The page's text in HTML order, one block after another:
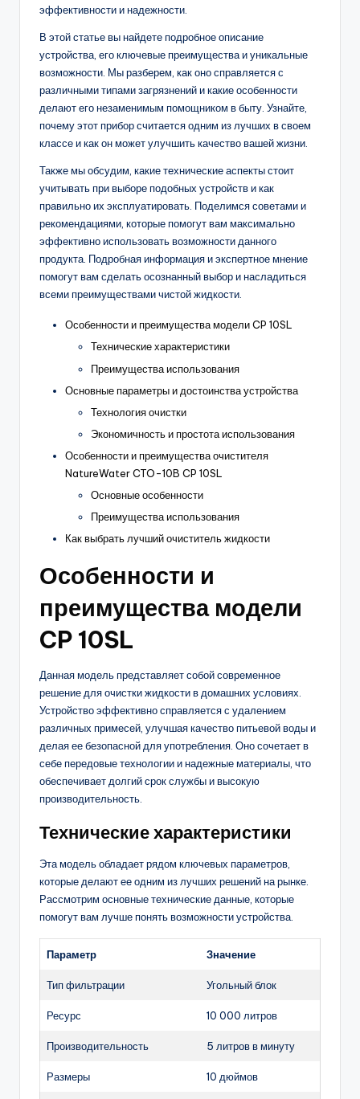
эффективности и надежности.
В этой статье вы найдете подробное описание
устройства, его ключевые преимущества и уникальные
возможности. Мы разберем, как оно справляется с
различными типами загрязнений и какие особенности
делают его незаменимым помощником в быту. Узнайте,
почему этот прибор считается одним из лучших в своем
классе и как он может улучшить качество вашей жизни.
Также мы обсудим, какие технические аспекты стоит
учитывать при выборе подобных устройств и как
правильно их эксплуатировать. Поделимся советами и
рекомендациями, которые помогут вам максимально
эффективно использовать возможности данного
продукта. Подробная информация и экспертное мнение
помогут вам сделать осознанный выбор и насладиться
всеми преимуществами чистой жидкости.
Особенности и преимущества модели CP 10SL
Технические характеристики
Преимущества использования
Основные параметры и достоинства устройства
Технология очистки
Экономичность и простота использования
Особенности и преимущества очистителя
NatureWater CTO-10B CP 10SL
Основные особенности
Преимущества использования
Как выбрать лучший очиститель жидкости
Особенности и
преимущества модели
CP 10SL
Данная модель представляет собой современное
решение для очистки жидкости в домашних условиях.
Устройство эффективно справляется с удалением
различных примесей, улучшая качество питьевой воды и
делая ее безопасной для употребления. Оно сочетает в
себе передовые технологии и надежные материалы, что
обеспечивает долгий срок службы и высокую
производительность.
Технические характеристики
Эта модель обладает рядом ключевых параметров,
которые делают ее одним из лучших решений на рынке.
Рассмотрим основные технические данные, которые
помогут вам лучше понять возможности устройства.
Параметр Значение
Тип фильтрации Угольный блок
Ресурс 10 000 литров
Производительность 5 литров в минуту
Размеры 10 дюймов